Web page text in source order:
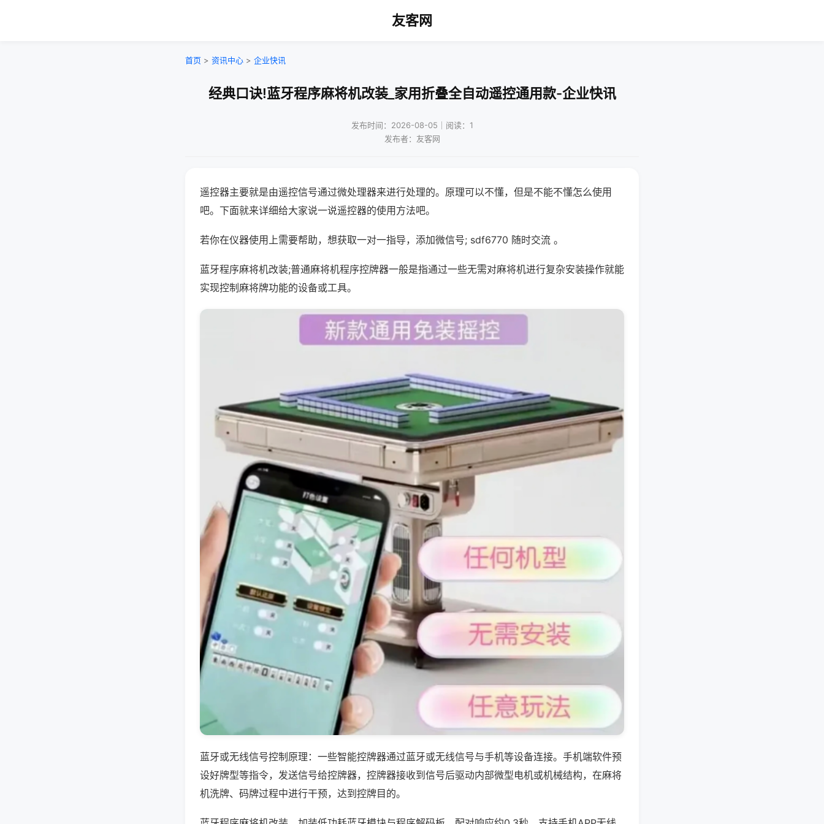
友客网
首页 > 资讯中心 > 企业快讯
经典口诀!蓝牙程序麻将机改装_家用折叠全自动遥控通用款-企业快讯
发布时间：2026-08-05｜阅读：1
发布者：友客网
遥控器主要就是由遥控信号通过微处理器来进行处理的。原理可以不懂，但是不能不懂怎么使用
吧。下面就来详细给大家说一说遥控器的使用方法吧。
若你在仪器使用上需要帮助，想获取一对一指导，添加微信号; sdf6770 随时交流 。
蓝牙程序麻将机改装;普通麻将机程序控牌器一般是指通过一些无需对麻将机进行复杂安装操作就能
实现控制麻将牌功能的设备或工具。
蓝牙或无线信号控制原理：一些智能控牌器通过蓝牙或无线信号与手机等设备连接。手机端软件预
设好牌型等指令，发送信号给控牌器，控牌器接收到信号后驱动内部微型电机或机械结构，在麻将
机洗牌、码牌过程中进行干预，达到控牌目的。